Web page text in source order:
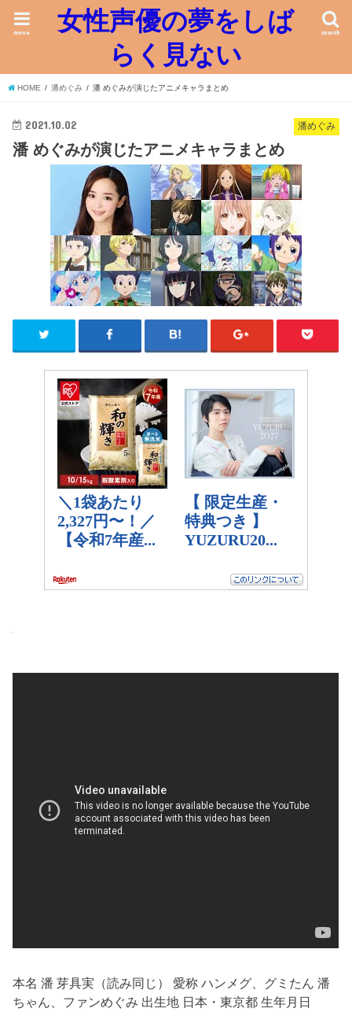
女性声優の夢をしば
らく見ない
search
menu
HOME 潘めぐみ 潘 めぐみが演じたアニメキャラまとめ
潘めぐみ
2021.10.02
潘 めぐみが演じたアニメキャラまとめ
本名 潘 芽具実（読み同じ） 愛称 ハンメグ、グミたん 潘
ちゃん、ファンめぐみ 出生地 日本・東京都 生年月日